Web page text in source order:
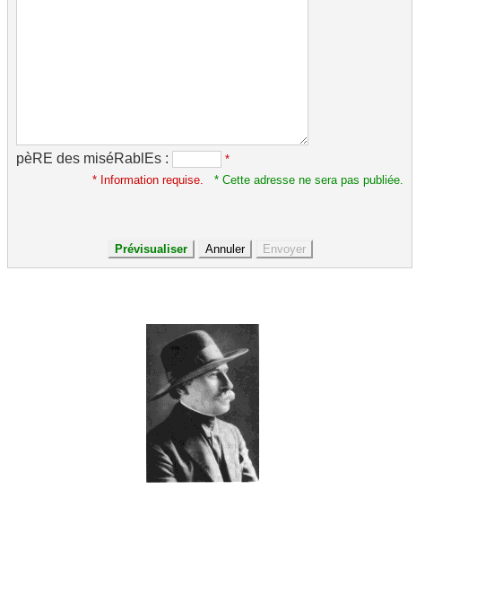
pèRE des miséRablEs :
*
* Information requise.
* Cette adresse ne sera pas publiée.